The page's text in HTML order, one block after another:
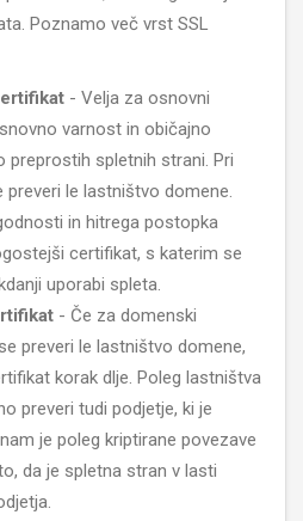
Poznamo več vrst SSL
- Velja za osnovni
varnost in običajno
preprostih spletnih strani. Pri
preveri le lastništvo domene.
in hitrega postopka
certifikat, s katerim se
uporabi spleta.
- Če za domenski
preveri le lastništvo domene,
korak dlje. Poleg lastništva
preveri tudi podjetje, ki je
je poleg kriptirane povezave
da je spletna stran v lasti